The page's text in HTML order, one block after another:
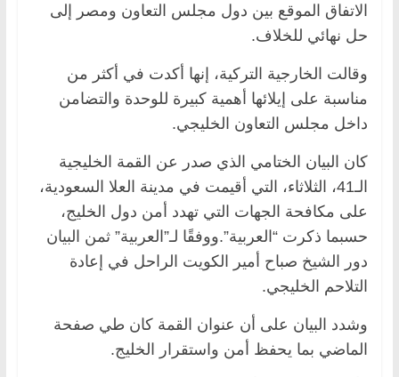
الاتفاق الموقع بين دول مجلس التعاون ومصر إلى
حل نهائي للخلاف.
وقالت الخارجية التركية، إنها أكدت في أكثر من
مناسبة على إيلائها أهمية كبيرة للوحدة والتضامن
داخل مجلس التعاون الخليجي.
كان البيان الختامي الذي صدر عن القمة الخليجية
الـ41، الثلاثاء، التي أقيمت في مدينة العلا السعودية،
على مكافحة الجهات التي تهدد أمن دول الخليج،
حسبما ذكرت “العربية”.ووفقًا لـ”العربية” ثمن البيان
دور الشيخ صباح أمير الكويت الراحل في إعادة
التلاحم الخليجي.
وشدد البيان على أن عنوان القمة كان طي صفحة
الماضي بما يحفظ أمن واستقرار الخليج.